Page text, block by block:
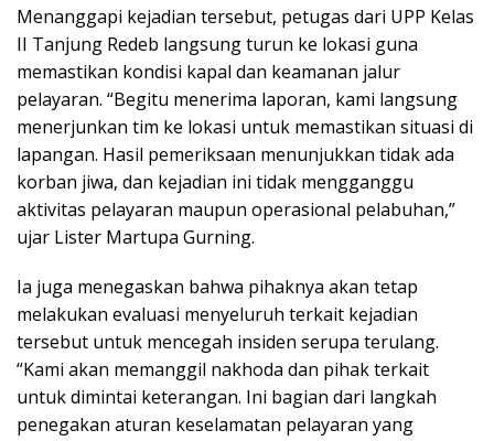
Menanggapi kejadian tersebut, petugas dari UPP Kelas
II Tanjung Redeb langsung turun ke lokasi guna
memastikan kondisi kapal dan keamanan jalur
pelayaran. “Begitu menerima laporan, kami langsung
menerjunkan tim ke lokasi untuk memastikan situasi di
lapangan. Hasil pemeriksaan menunjukkan tidak ada
korban jiwa, dan kejadian ini tidak mengganggu
aktivitas pelayaran maupun operasional pelabuhan,”
ujar Lister Martupa Gurning.
Ia juga menegaskan bahwa pihaknya akan tetap
melakukan evaluasi menyeluruh terkait kejadian
tersebut untuk mencegah insiden serupa terulang.
“Kami akan memanggil nakhoda dan pihak terkait
untuk dimintai keterangan. Ini bagian dari langkah
penegakan aturan keselamatan pelayaran yang